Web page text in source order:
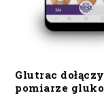
Glutrac
pomiarze